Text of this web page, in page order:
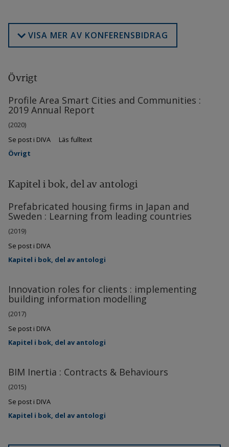
VISA MER AV KONFERENSBIDRAG
Övrigt
Profile Area Smart Cities and Communities :
2019 Annual Report
(2020)
Se post i DIVA
Läs fulltext
Övrigt
Kapitel i bok, del av antologi
Prefabricated housing firms in Japan and
Sweden : Learning from leading countries
(2019)
Se post i DIVA
Kapitel i bok, del av antologi
Innovation roles for clients : implementing
building information modelling
(2017)
Se post i DIVA
Kapitel i bok, del av antologi
BIM Inertia : Contracts & Behaviours
(2015)
Se post i DIVA
Kapitel i bok, del av antologi